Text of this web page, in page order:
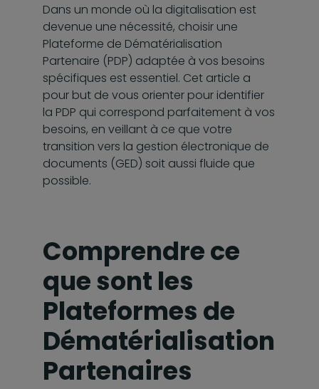
Dans un monde où la digitalisation est
devenue une nécessité, choisir une
Plateforme de Dématérialisation
Partenaire (PDP) adaptée à vos besoins
spécifiques est essentiel. Cet article a
pour but de vous orienter pour identifier
la PDP qui correspond parfaitement à vos
besoins, en veillant à ce que votre
transition vers la gestion électronique de
documents (GED) soit aussi fluide que
possible.
Comprendre ce
que sont les
Plateformes de
Dématérialisation
Partenaires